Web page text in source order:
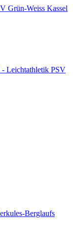
Grün-Weiss Kassel
PSV
Berglaufs